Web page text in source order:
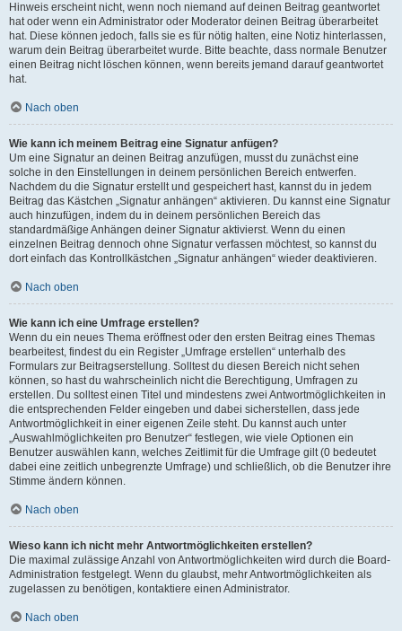
Hinweis erscheint nicht, wenn noch niemand auf deinen Beitrag geantwortet
hat oder wenn ein Administrator oder Moderator deinen Beitrag überarbeitet
hat. Diese können jedoch, falls sie es für nötig halten, eine Notiz hinterlassen,
warum dein Beitrag überarbeitet wurde. Bitte beachte, dass normale Benutzer
einen Beitrag nicht löschen können, wenn bereits jemand darauf geantwortet
hat.
Nach oben
Wie kann ich meinem Beitrag eine Signatur anfügen?
Um eine Signatur an deinen Beitrag anzufügen, musst du zunächst eine
solche in den Einstellungen in deinem persönlichen Bereich entwerfen.
Nachdem du die Signatur erstellt und gespeichert hast, kannst du in jedem
Beitrag das Kästchen „Signatur anhängen“ aktivieren. Du kannst eine Signatur
auch hinzufügen, indem du in deinem persönlichen Bereich das
standardmäßige Anhängen deiner Signatur aktivierst. Wenn du einen
einzelnen Beitrag dennoch ohne Signatur verfassen möchtest, so kannst du
dort einfach das Kontrollkästchen „Signatur anhängen“ wieder deaktivieren.
Nach oben
Wie kann ich eine Umfrage erstellen?
Wenn du ein neues Thema eröffnest oder den ersten Beitrag eines Themas
bearbeitest, findest du ein Register „Umfrage erstellen“ unterhalb des
Formulars zur Beitragserstellung. Solltest du diesen Bereich nicht sehen
können, so hast du wahrscheinlich nicht die Berechtigung, Umfragen zu
erstellen. Du solltest einen Titel und mindestens zwei Antwortmöglichkeiten in
die entsprechenden Felder eingeben und dabei sicherstellen, dass jede
Antwortmöglichkeit in einer eigenen Zeile steht. Du kannst auch unter
„Auswahlmöglichkeiten pro Benutzer“ festlegen, wie viele Optionen ein
Benutzer auswählen kann, welches Zeitlimit für die Umfrage gilt (0 bedeutet
dabei eine zeitlich unbegrenzte Umfrage) und schließlich, ob die Benutzer ihre
Stimme ändern können.
Nach oben
Wieso kann ich nicht mehr Antwortmöglichkeiten erstellen?
Die maximal zulässige Anzahl von Antwortmöglichkeiten wird durch die Board-
Administration festgelegt. Wenn du glaubst, mehr Antwortmöglichkeiten als
zugelassen zu benötigen, kontaktiere einen Administrator.
Nach oben